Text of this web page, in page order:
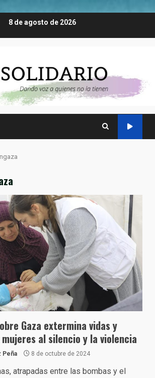
8 de agosto de 2026
Gaza extermina vidas y
al silencio y la violencia
Peña 8 de octubre de 2024
atrapadas entre las bombas y el